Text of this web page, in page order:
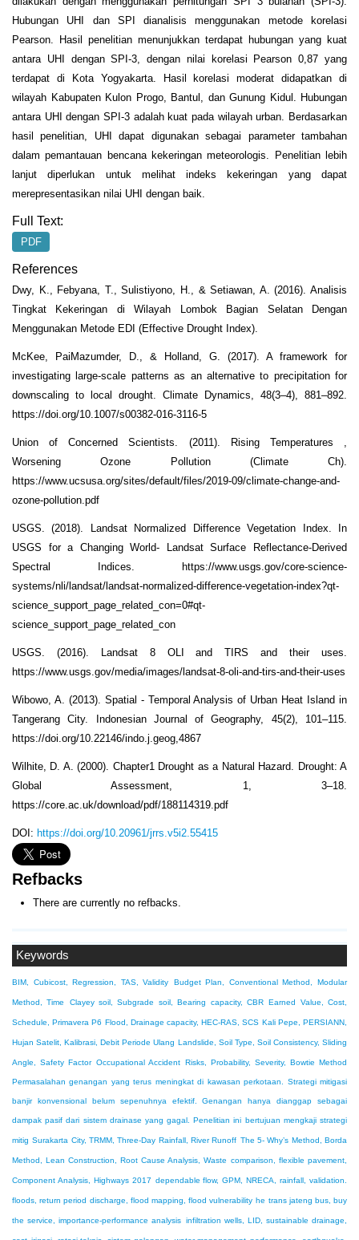
Keywords
BIM, Cubicost, Regression, TAS, Validity Budget Plan, Conventional Method, Modular
Method, Time Clayey soil, Subgrade soil, Bearing capacity, CBR Earned Value, Cost,
Schedule, Primavera P6 Flood, Drainage capacity, HEC-RAS, SCS Kali Pepe, PERSIANN,
Hujan Satelit, Kalibrasi, Debit Periode Ulang Landslide, Soil Type, Soil Consistency, Sliding
Angle, Safety Factor Occupational Accident Risks, Probability, Severity, Bowtie Method
Permasalahan genangan yang terus meningkat di kawasan perkotaan. Strategi mitigasi
banjir konvensional belum sepenuhnya efektif. Genangan hanya dianggap sebagai
dampak pasif dari sistem drainase yang gagal. Penelitian ini bertujuan mengkaji strategi
mitig Surakarta City, TRMM, Three-Day Rainfall, River Runoff The 5- Why’s Method, Borda
Method, Lean Construction, Root Cause Analysis, Waste comparison, flexible pavement,
Component Analysis, Highways 2017 dependable flow, GPM, NRECA, rainfall, validation.
floods, return period discharge, flood mapping, flood vulnerability he trans jateng bus, buy
the service, importance-performance analysis infiltration wells, LID, sustainable drainage,
Hubungan UHI dan SPI dianalisis menggunakan metode korelasi
Pearson. Hasil penelitian menunjukkan terdapat hubungan yang kuat
antara UHI dengan SPI-3, dengan nilai korelasi Pearson 0,87 yang
terdapat di Kota Yogyakarta. Hasil korelasi moderat didapatkan di
wilayah Kabupaten Kulon Progo, Bantul, dan Gunung Kidul. Hubungan
antara UHI dengan SPI-3 adalah kuat pada wilayah urban. Berdasarkan
hasil penelitian, UHI dapat digunakan sebagai parameter tambahan
dalam pemantauan bencana kekeringan meteorologis. Penelitian lebih
lanjut diperlukan untuk melihat indeks kekeringan yang dapat
merepresentasikan nilai UHI dengan baik.
Full Text:
PDF
References
Dwy, K., Febyana, T., Sulistiyono, H., & Setiawan, A. (2016). Analisis
Tingkat Kekeringan di Wilayah Lombok Bagian Selatan Dengan
Menggunakan Metode EDI (Effective Drought Index).
McKee, PaiMazumder, D., & Holland, G. (2017). A framework for
investigating large-scale patterns as an alternative to precipitation for
downscaling to local drought. Climate Dynamics, 48(3–4), 881–892.
https://doi.org/10.1007/s00382-016-3116-5
Union of Concerned Scientists. (2011). Rising Temperatures ,
Worsening Ozone Pollution (Climate Ch).
https://www.ucsusa.org/sites/default/files/2019-09/climate-change-and-
ozone-pollution.pdf
USGS. (2018). Landsat Normalized Difference Vegetation Index. In
USGS for a Changing World- Landsat Surface Reflectance-Derived
Spectral Indices. https://www.usgs.gov/core-science-
systems/nli/landsat/landsat-normalized-difference-vegetation-index?qt-
science_support_page_related_con=0#qt-
science_support_page_related_con
USGS. (2016). Landsat 8 OLI and TIRS and their uses.
https://www.usgs.gov/media/images/landsat-8-oli-and-tirs-and-their-uses
Wibowo, A. (2013). Spatial - Temporal Analysis of Urban Heat Island in
Tangerang City. Indonesian Journal of Geography, 45(2), 101–115.
https://doi.org/10.22146/indo.j.geog,4867
Wilhite, D. A. (2000). Chapter1 Drought as a Natural Hazard. Drought: A
Global Assessment, 1, 3–18.
https://core.ac.uk/download/pdf/188114319.pdf
DOI: https://doi.org/10.20961/jrrs.v5i2.55415
Refbacks
There are currently no refbacks.